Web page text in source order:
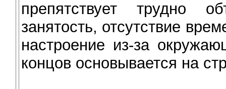
препятствует трудно
занятость, отсутствие
настроение из-за
концов основывается на